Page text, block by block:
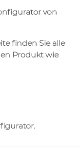
von
finden Sie alle
Produkt wie